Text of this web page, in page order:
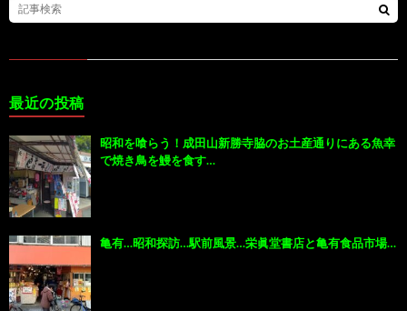
最近の投稿
昭和を喰らう！成田山新勝寺脇のお土産通りにある魚幸
で焼き鳥を鰻を食す…
亀有…昭和探訪…駅前風景…栄眞堂書店と亀有食品市場…